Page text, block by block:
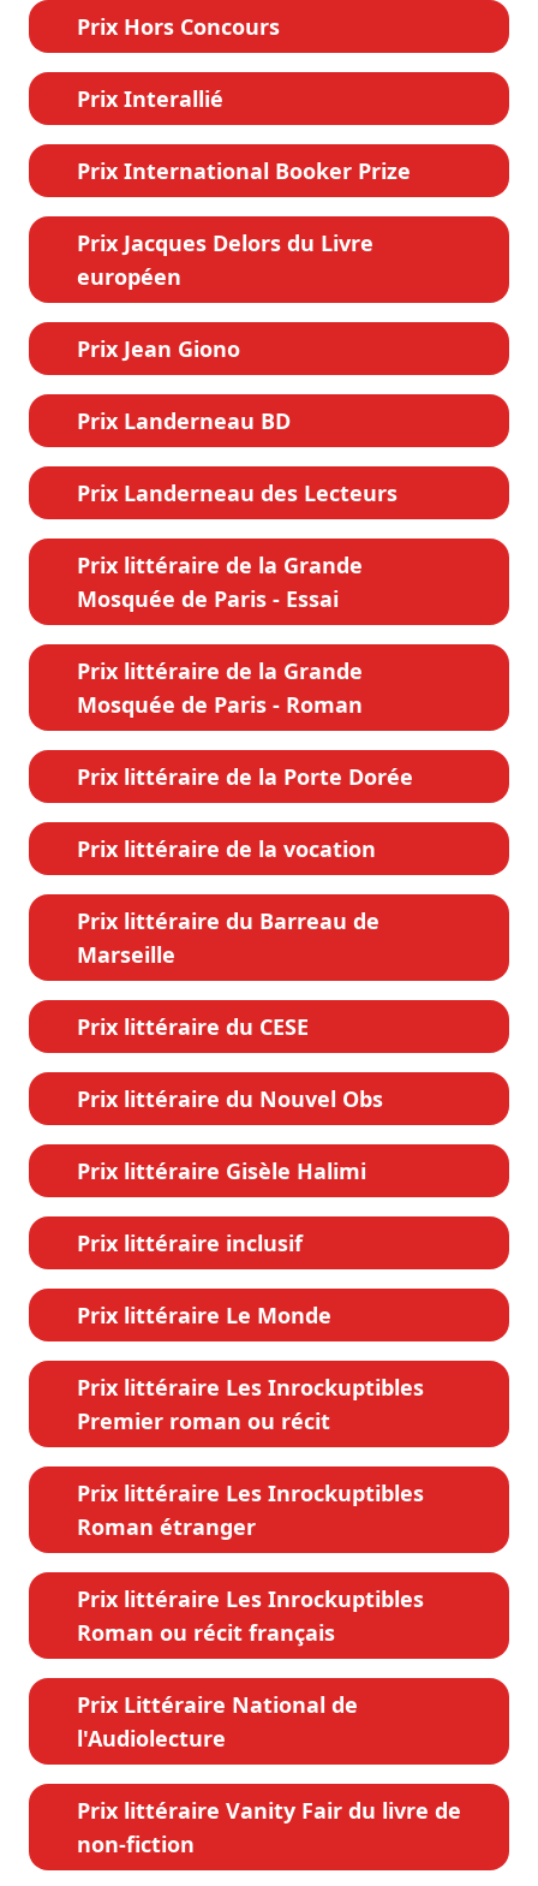
Prix Hors Concours
Prix Interallié
Prix International Booker Prize
Prix Jacques Delors du Livre
européen
Prix Jean Giono
Prix Landerneau BD
Prix Landerneau des Lecteurs
Prix littéraire de la Grande
Mosquée de Paris - Essai
Prix littéraire de la Grande
Mosquée de Paris - Roman
Prix littéraire de la Porte Dorée
Prix littéraire de la vocation
Prix littéraire du Barreau de
Marseille
Prix littéraire du CESE
Prix littéraire du Nouvel Obs
Prix littéraire Gisèle Halimi
Prix littéraire inclusif
Prix littéraire Le Monde
Prix littéraire Les Inrockuptibles
Premier roman ou récit
Prix littéraire Les Inrockuptibles
Roman étranger
Prix littéraire Les Inrockuptibles
Roman ou récit français
Prix Littéraire National de
l'Audiolecture
Prix littéraire Vanity Fair du livre de
non-fiction